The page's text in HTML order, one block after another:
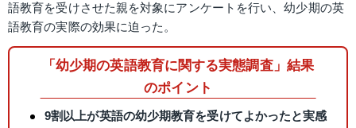
語教育を受けさせた親を対象にアンケートを行い、幼少期の英
語教育の実際の効果に迫った。
「幼少期の英語教育に関する実態調査」結果
のポイント
9割以上が英語の幼少期教育を受けてよかったと実感